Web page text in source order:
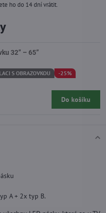
ho do 14 dní vrátit.
A + 2x typ B.
32” – 65”
S OBRAZOVKOU
-25%
Do košíku